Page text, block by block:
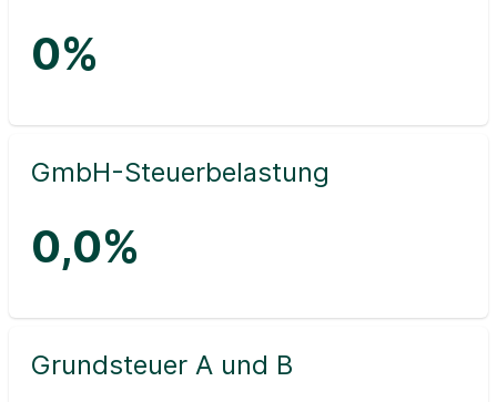
0%
GmbH-Steuerbelastung
0,0%
Grundsteuer A und B